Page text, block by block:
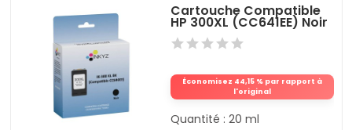
Cartouche Compatible
HP 300XL (CC641EE) Noir
Économisez 44,15 % par rapport à
l'original
Quantité : 20 ml